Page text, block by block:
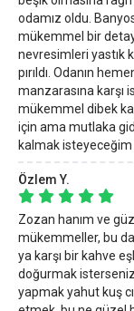
odamız oldu.
mükemmel bir
nevresimleri yastık
pırıldı. Odanın
manzarasına karşı
mükemmel dibek
için ama mutlaka
kalmak isteyeceğim
Özlem Y.
Zozan hanım ve
mükemmeller, bu
ya karşı bir kahve
doğurmak
yapmak yahut kuş